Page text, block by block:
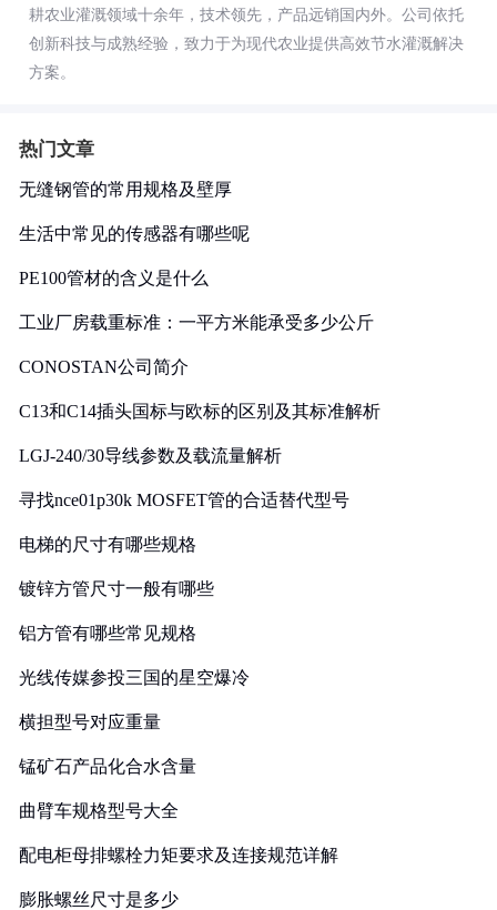
耕农业灌溉领域十余年，技术领先，产品远销国内外。公司依托
创新科技与成熟经验，致力于为现代农业提供高效节水灌溉解决
方案。
热门文章
无缝钢管的常用规格及壁厚
生活中常见的传感器有哪些呢
PE100管材的含义是什么
工业厂房载重标准：一平方米能承受多少公斤
CONOSTAN公司简介
C13和C14插头国标与欧标的区别及其标准解析
LGJ-240/30导线参数及载流量解析
寻找nce01p30k MOSFET管的合适替代型号
电梯的尺寸有哪些规格
镀锌方管尺寸一般有哪些
铝方管有哪些常见规格
光线传媒参投三国的星空爆冷
横担型号对应重量
锰矿石产品化合水含量
曲臂车规格型号大全
配电柜母排螺栓力矩要求及连接规范详解
膨胀螺丝尺寸是多少